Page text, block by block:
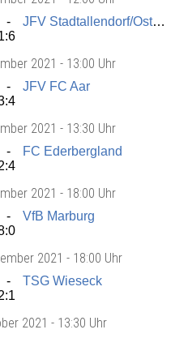
JFV Stadtallendorf/Ostkreis
2021 - 13:00 Uhr
JFV FC Aar
2021 - 13:30 Uhr
FC Ederbergland
2021 - 18:00 Uhr
VfB Marburg
2021 - 18:00 Uhr
TSG Wieseck
2021 - 13:30 Uhr